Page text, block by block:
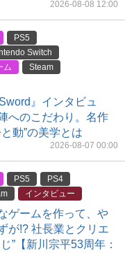
2026-08-08 12:00
PS5
Switch
ム
Steam
』インタビュ
へのこだわり。名作
動”の美学とは
2026-08-07 00:00
PS5
PS4
インタビュー
ゲームを作って、や
が!? 社長業とクリエ
”【新川宗平53周年：